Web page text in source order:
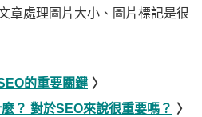
章處理圖片大小、圖片標記是很
的重要關鍵 〉
？ 對於SEO來說很重要嗎？ 〉